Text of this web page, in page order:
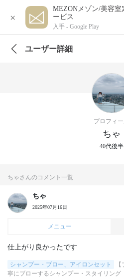
×
MEZONメゾン/美容
ービス
入手 - Google Play
ユーザー詳細
プロフィ
ちゃ
40代後半
ちゃさんのコメント一覧
ちゃ
2025年07月16日
メニュー
仕上がり良かったです
シャンプー・ブロー、アイロンセット
寧にブローするシャンプー・スタイリング